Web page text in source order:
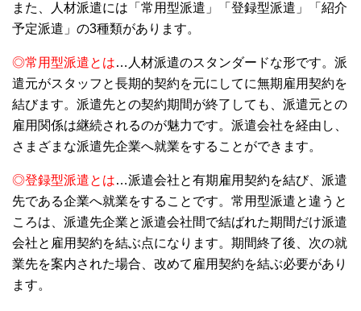
また、人材派遣には「常用型派遣」「登録型派遣」「紹介
予定派遣」の3種類があります。
◎常用型派遣とは…人材派遣のスタンダードな形です。派
遣元がスタッフと長期的契約を元にしてに無期雇用契約を
結びます。派遣先との契約期間が終了しても、派遣元との
雇用関係は継続されるのが魅力です。派遣会社を経由し、
さまざまな派遣先企業へ就業をすることができます。
◎登録型派遣とは…派遣会社と有期雇用契約を結び、派遣
先である企業へ就業をすることです。常用型派遣と違うと
ころは、派遣先企業と派遣会社間で結ばれた期間だけ派遣
会社と雇用契約を結ぶ点になります。期間終了後、次の就
業先を案内された場合、改めて雇用契約を結ぶ必要があり
ます。